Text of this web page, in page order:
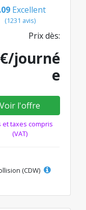
Excellent
(1231 avis)
Prix dès:
journé
e
Voir l'offre
et taxes compris
(VAT)
(CDW)